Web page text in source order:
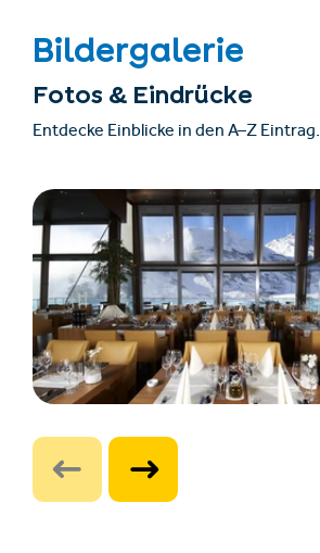
Bildergalerie
Fotos & Eindrücke
Entdecke Einblicke in den A–Z Eintrag.